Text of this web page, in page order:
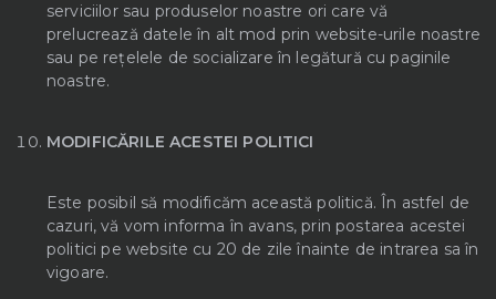
serviciilor sau produselor noastre ori care vă
prelucrează datele în alt mod prin website-urile noastre
sau pe rețelele de socializare în legătură cu paginile
noastre.
MODIFICĂRILE ACESTEI POLITICI
Este posibil să modificăm această politică. În astfel de
cazuri, vă vom informa în avans, prin postarea acestei
politici pe website cu 20 de zile înainte de intrarea sa în
vigoare.